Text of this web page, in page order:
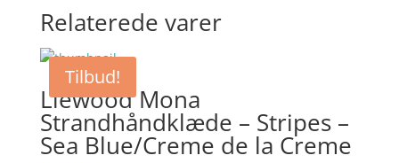
Relaterede varer
Tilbud!
Liewood Mona
Strandhåndklæde – Stripes –
Sea Blue/Creme de la Creme